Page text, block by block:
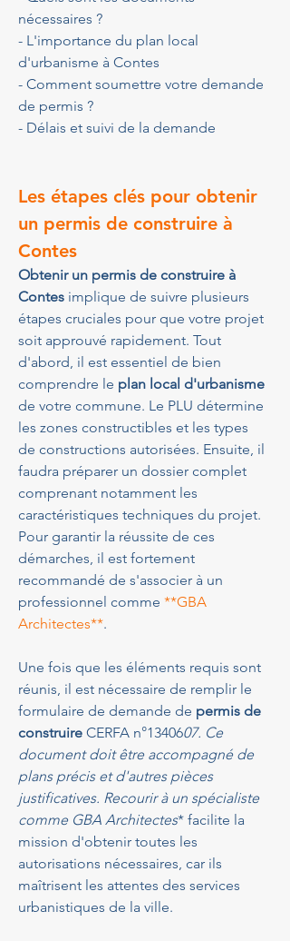
nécessaires ?
- L'importance du plan local
d'urbanisme à Contes
- Comment soumettre votre demande
de permis ?
- Délais et suivi de la demande
Les étapes clés pour obtenir
un permis de construire à
Contes
Obtenir un permis de construire à
Contes implique de suivre plusieurs
étapes cruciales pour que votre projet
soit approuvé rapidement. Tout
d'abord, il est essentiel de bien
comprendre le plan local d'urbanisme
de votre commune. Le PLU détermine
les zones constructibles et les types
de constructions autorisées. Ensuite, il
faudra préparer un dossier complet
comprenant notamment les
caractéristiques techniques du projet.
Pour garantir la réussite de ces
démarches, il est fortement
recommandé de s'associer à un
professionnel comme **GBA
Architectes**.
Une fois que les éléments requis sont
réunis, il est nécessaire de remplir le
formulaire de demande de permis de
construire CERFA n°1340607. Ce
document doit être accompagné de
plans précis et d'autres pièces
justificatives. Recourir à un spécialiste
comme GBA Architectes* facilite la
mission d'obtenir toutes les
autorisations nécessaires, car ils
maîtrisent les attentes des services
urbanistiques de la ville.